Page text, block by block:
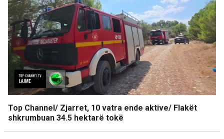
Top Channel/ Zjarret, 10 vatra ende aktive/ Flakët
shkrumbuan 34.5 hektarë tokë